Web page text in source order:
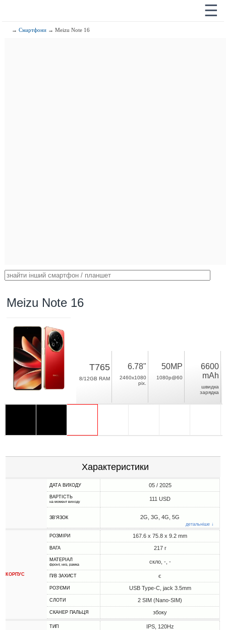
☰
→Смартфони → Meizu Note 16
Meizu Note 16
T765
8/12GB RAM
6.78"
2460x1080
pix.
50MP
1080p@60
6600
mAh
швидка
зарядка
Характеристики
ДАТА ВИХОДУ 05 / 2025
ВАРТІСТЬ
на момент виходу 111 USD
ЗВ'ЯЗОК 2G, 3G, 4G, 5G
детальніше ↓
КОРПУС
РОЗМІРИ 167.6 x 75.8 x 9.2 mm
ВАГА 217 г
МАТЕРІАЛ
фронт, низ, рамка скло, -, -
П/В ЗАХИСТ є
РОЗ'ЄМИ USB Type-C, jack 3.5mm
СЛОТИ 2 SIM (Nano-SIM)
СКАНЕР ПАЛЬЦЯ збоку
ТИП IPS, 120Hz